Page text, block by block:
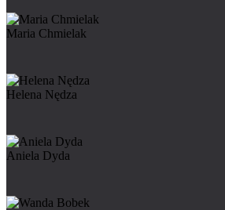
Maria Chmielak
Helena Nędza
Aniela Dyda